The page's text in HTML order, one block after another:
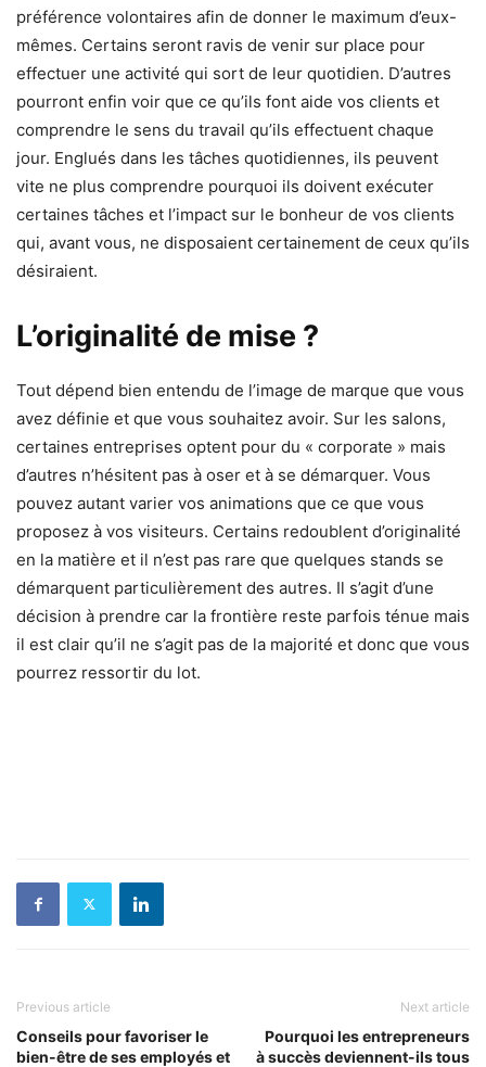
préférence volontaires afin de donner le maximum d’eux-
mêmes. Certains seront ravis de venir sur place pour
effectuer une activité qui sort de leur quotidien. D’autres
pourront enfin voir que ce qu’ils font aide vos clients et
comprendre le sens du travail qu’ils effectuent chaque
jour. Englués dans les tâches quotidiennes, ils peuvent
vite ne plus comprendre pourquoi ils doivent exécuter
certaines tâches et l’impact sur le bonheur de vos clients
qui, avant vous, ne disposaient certainement de ceux qu’ils
désiraient.
L’originalité de mise ?
Tout dépend bien entendu de l’image de marque que vous
avez définie et que vous souhaitez avoir. Sur les salons,
certaines entreprises optent pour du « corporate » mais
d’autres n’hésitent pas à oser et à se démarquer. Vous
pouvez autant varier vos animations que ce que vous
proposez à vos visiteurs. Certains redoublent d’originalité
en la matière et il n’est pas rare que quelques stands se
démarquent particulièrement des autres. Il s’agit d’une
décision à prendre car la frontière reste parfois ténue mais
il est clair qu’il ne s’agit pas de la majorité et donc que vous
pourrez ressortir du lot.
Previous article
Conseils pour favoriser le
bien-être de ses employés et
Next article
Pourquoi les entrepreneurs
à succès deviennent-ils tous